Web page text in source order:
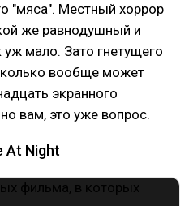
"мяса". Местный хоррор
же равнодушный и
уж мало. Зато гнетущего
вообще может
экранного
вам, это уже вопрос.
At Night